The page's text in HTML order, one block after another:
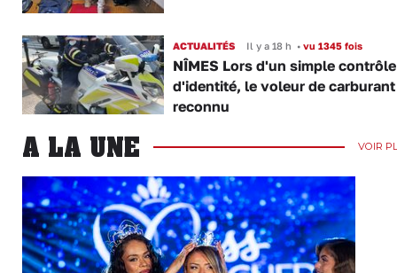
ACTUALITÉS Il y a 18 h •vu 1345 fois
NÎMES Lors d'un simple contrôle
d'identité, le voleur de
reconnu
A LA UNE VOIR